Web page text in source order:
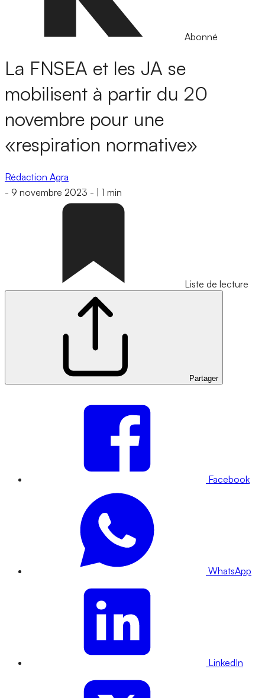
Abonné
La FNSEA et les JA se
mobilisent à partir du 20
novembre pour une
«respiration normative»
Rédaction Agra
- 9 novembre 2023 - 1 min
Liste de lecture
Partager
Facebook
WhatsApp
LinkedIn